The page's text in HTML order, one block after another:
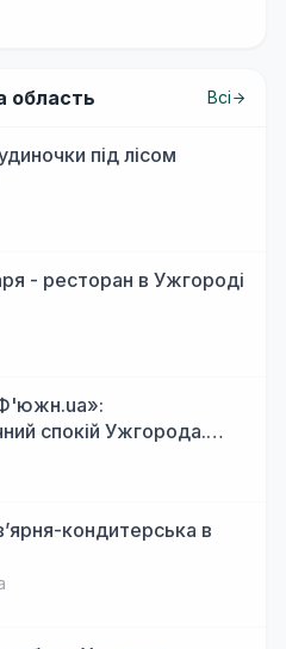
область Всі
під лісом
- ресторан в Ужгороді
спокій Ужгорода.
кухня, затишок
кондитерська в